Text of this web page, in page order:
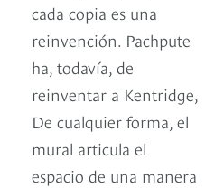
cada copia es una
reinvención. Pachpute
ha, todavía, de
reinventar a Kentridge,
De cualquier forma, el
mural articula el
espacio de una manera